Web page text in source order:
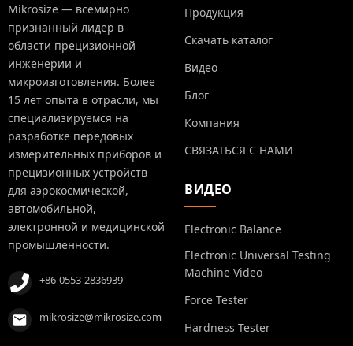
Mikrosize — всемирно
признанный лидер в
области прецизионной
инженерии и
микроизготовления. Более
15 лет опыта в отрасли, мы
специализируемся на
разработке передовых
измерительных приборов и
прецизионных устройств
для аэрокосмической,
автомобильной,
электронной и медицинской
промышленности.
+86-0553-2836939
mikrosize@mikrosize.com
Продукция
Скачать каталог
Видео
Блог
Компания
СВЯЗАТЬСЯ С НАМИ
ВИДЕО
Electronic Balance
Electronic Universal Testing
Machine Video
Force Tester
Hardness Tester